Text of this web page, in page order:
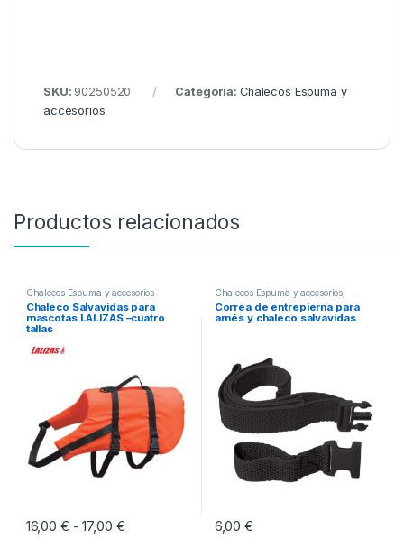
SKU: 90250520 Categoría: Chalecos Espuma y
accesorios
Productos relacionados
Chalecos Espuma y accesorios
Chaleco Salvavidas para
mascotas LALIZAS –cuatro
tallas
16,00 € - 17,00 €Rango de precios: desde 16,00 € hasta 17,00
Chalecos Espuma y accesorios
Chalecos Hinchables y accesorios
Correa de entrepierna para
arnés y chaleco salvavidas
6,00€